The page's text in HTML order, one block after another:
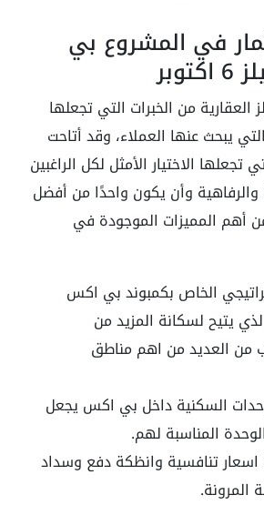
في المشروع بي
من الخبرات التي تجعلها
يبحث عنها العملاء، وقد أتاحت
تجعلها الاختيار الأمثل لكل الراغبين
وأن يكون واحدًا من أفضل
أهم المميزات الموجودة في
الخاص بكمبوند بي اكس
يتيح لسكانة المزيد من
من العديد من اهم مناطق
السكنية داخل بي اكس يجعل
المناسبة لهم.
تنافسية وانظكة دفع وسداد